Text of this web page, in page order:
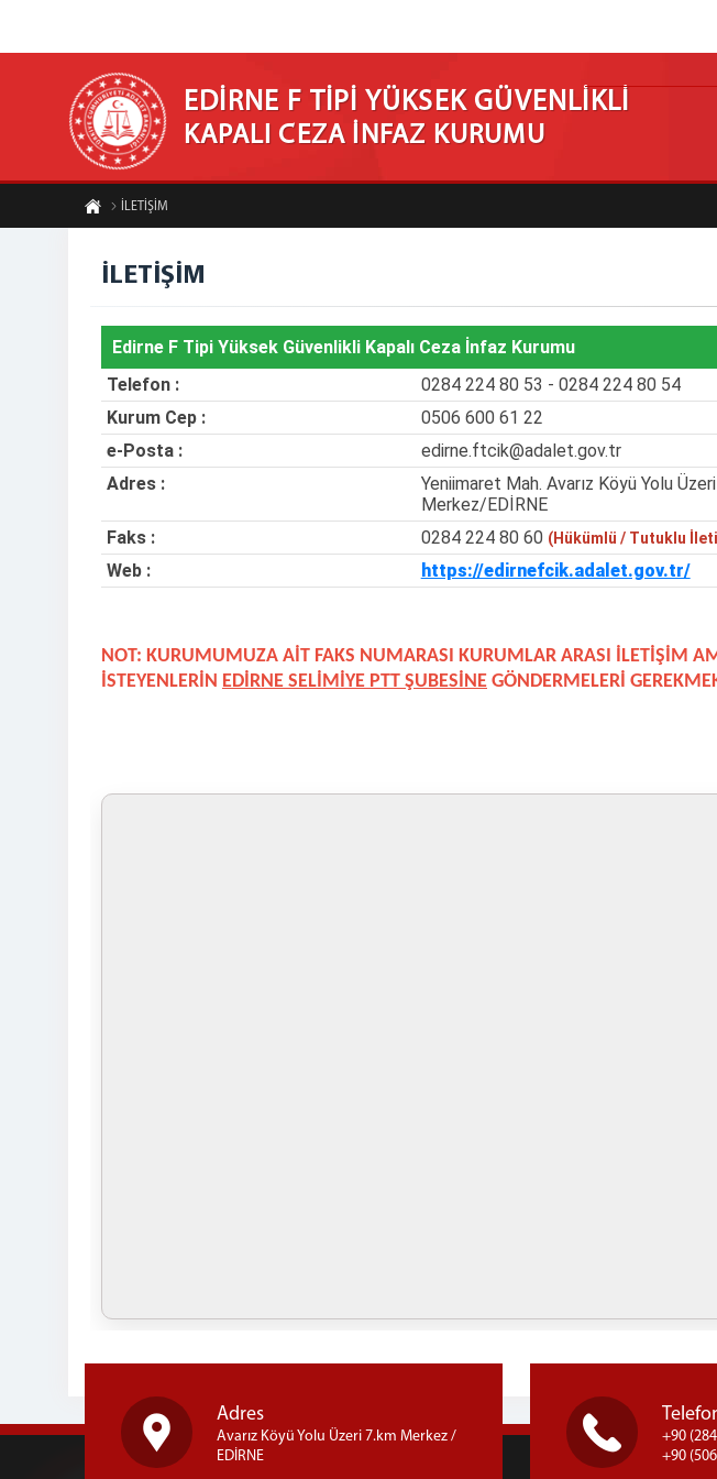
EDİRNE F TİPİ YÜKSEK GÜVENLİKLİ
KAPALI CEZA İNFAZ KURUMU
İLETİŞİM
İLETİŞİM
Edirne F Tipi Yüksek Güvenlikli Kapalı Ceza İnfaz Kurumu
Telefon :
0284 224 80 53 - 0284 224 80 54
Kurum Cep :
0506 600 61 22
e-Posta :
edirne.ftcik@adalet.gov.tr
Adres :
Yeniimaret Mah. Avarız Köyü Yolu
Merkez/EDİRNE
Faks :
0284 224 80 60 (Hükümlü / Tutuklu
Web : https://edirnefcik.adalet.gov.tr/
NOT: KURUMUMUZA AİT FAKS NUMARASI KURUMLAR ARASI İLETİŞİM
İSTEYENLERİN EDİRNE SELİMİYE PTT ŞUBESİNE GÖNDERMELERİ
Adres
Avarız Köyü Yolu Üzeri 7.km Merkez /
EDİRNE
+90
+90